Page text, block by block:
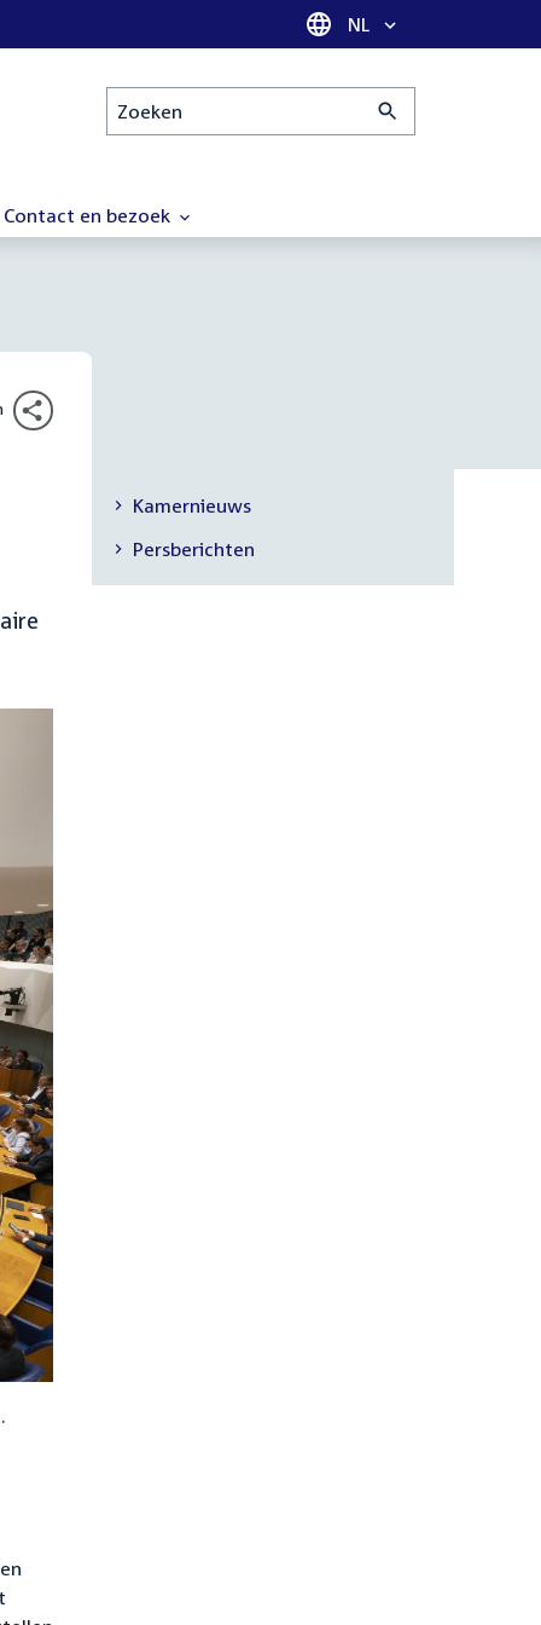
Taal selectie
NL
Zoeken
Contact en bezoek
Secundaire
navigatie
Kamernieuws
Persberichten